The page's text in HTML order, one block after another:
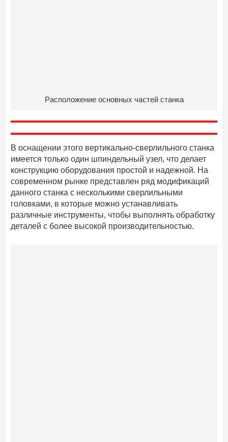
Расположение основных частей станка
В оснащении этого вертикально-сверлильного станка
имеется только один шпиндельный узел, что делает
конструкцию оборудования простой и надежной. На
современном рынке представлен ряд модификаций
данного станка с несколькими сверлильными
головками, в которые можно устанавливать
различные инструменты, чтобы выполнять обработку
деталей с более высокой производительностью.